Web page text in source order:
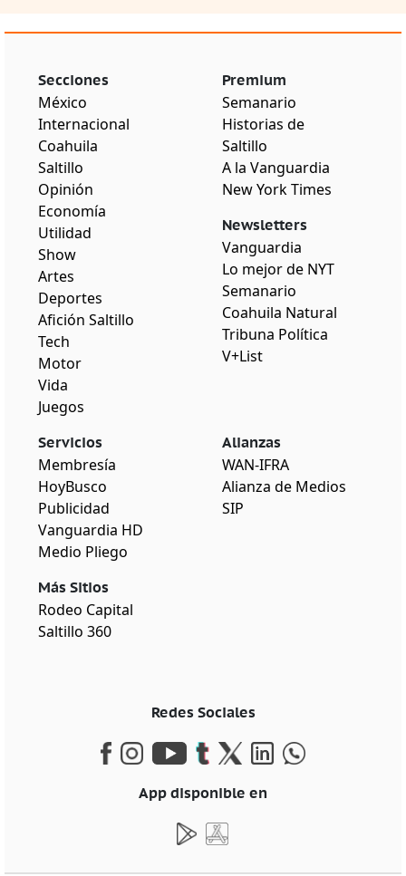
Secciones
México
Internacional
Coahuila
Saltillo
Opinión
Economía
Utilidad
Show
Artes
Deportes
Afición Saltillo
Tech
Motor
Vida
Juegos
Premium
Semanario
Historias de
Saltillo
A la Vanguardia
New York Times
Newsletters
Vanguardia
Lo mejor de NYT
Semanario
Coahuila Natural
Tribuna Política
V+List
Servicios
Membresía
HoyBusco
Publicidad
Vanguardia HD
Medio Pliego
Más Sitios
Rodeo Capital
Saltillo 360
Alianzas
WAN-IFRA
Alianza de Medios
SIP
Redes Sociales
App disponible en